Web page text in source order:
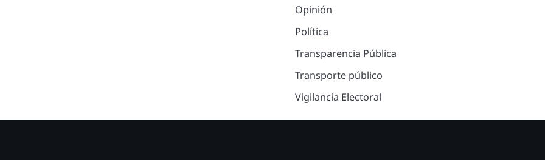
Opinión
Política
Transparencia Pública
Transporte público
Vigilancia Electoral